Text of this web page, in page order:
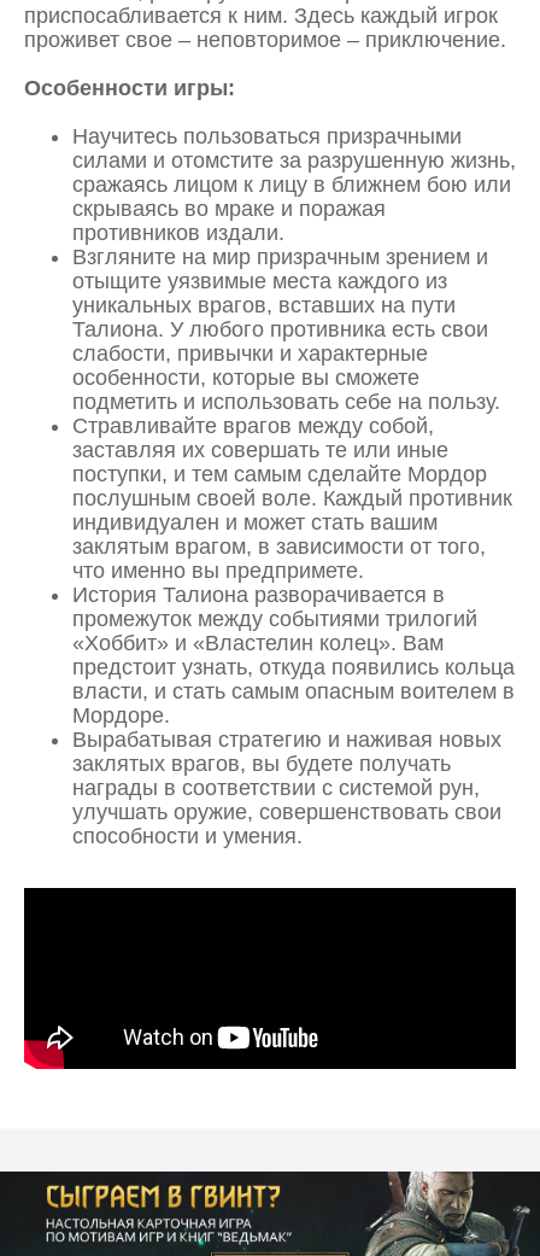
приспосабливается к ним. Здесь каждый игрок
проживет свое – неповторимое – приключение.
Особенности игры:
Научитесь пользоваться призрачными
силами и отомстите за разрушенную жизнь,
сражаясь лицом к лицу в ближнем бою или
скрываясь во мраке и поражая
противников издали.
Взгляните на мир призрачным зрением и
отыщите уязвимые места каждого из
уникальных врагов, вставших на пути
Талиона. У любого противника есть свои
слабости, привычки и характерные
особенности, которые вы сможете
подметить и использовать себе на пользу.
Стравливайте врагов между собой,
заставляя их совершать те или иные
поступки, и тем самым сделайте Мордор
послушным своей воле. Каждый противник
индивидуален и может стать вашим
заклятым врагом, в зависимости от того,
что именно вы предпримете.
История Талиона разворачивается в
промежуток между событиями трилогий
«Хоббит» и «Властелин колец». Вам
предстоит узнать, откуда появились кольца
власти, и стать самым опасным воителем в
Мордоре.
Вырабатывая стратегию и наживая новых
заклятых врагов, вы будете получать
награды в соответствии с системой рун,
улучшать оружие, совершенствовать свои
способности и умения.